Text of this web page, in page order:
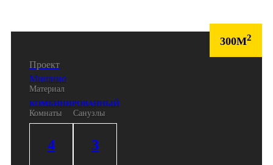
300М2
Проект
Мишино
Материал
КОМБИНИРОВАННЫЙ
Комнаты
4
Санузлы
3